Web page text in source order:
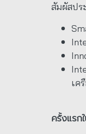
สัมผัสปร
เค
ครั้งแรก